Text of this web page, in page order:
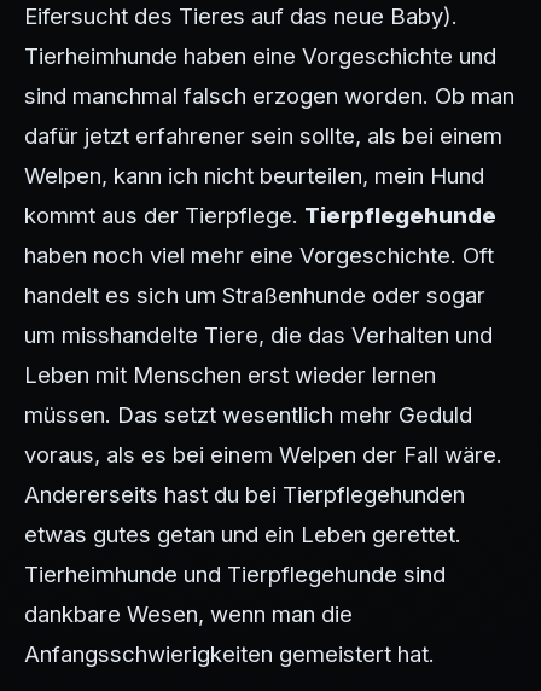
Eifersucht des Tieres auf das neue Baby).
Tierheimhunde haben eine Vorgeschichte und
sind manchmal falsch erzogen worden. Ob man
dafür jetzt erfahrener sein sollte, als bei einem
Welpen, kann ich nicht beurteilen, mein Hund
kommt aus der Tierpflege. Tierpflegehunde
haben noch viel mehr eine Vorgeschichte. Oft
handelt es sich um Straßenhunde oder sogar
um misshandelte Tiere, die das Verhalten und
Leben mit Menschen erst wieder lernen
müssen. Das setzt wesentlich mehr Geduld
voraus, als es bei einem Welpen der Fall wäre.
Andererseits hast du bei Tierpflegehunden
etwas gutes getan und ein Leben gerettet.
Tierheimhunde und Tierpflegehunde sind
dankbare Wesen, wenn man die
Anfangsschwierigkeiten gemeistert hat.